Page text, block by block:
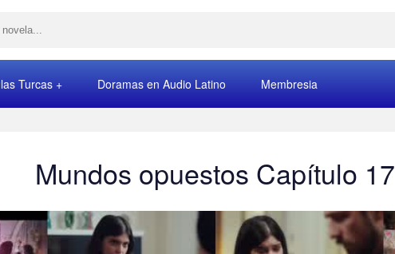
Turcas Doramas en Audio Latino Membresia
Mundos opuestos Capítulo 17